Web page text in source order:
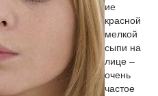
ие
красной
мелкой
сыпи на
лице –
очень
частое